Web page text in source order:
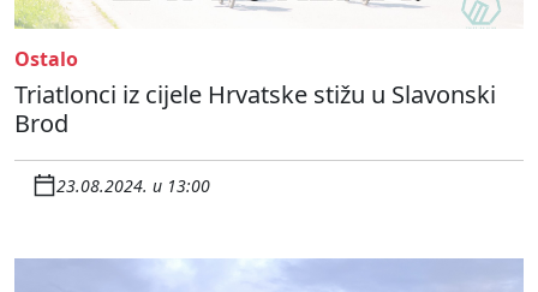
Ostalo
Triatlonci iz cijele Hrvatske stižu u Slavonski
Brod
23.08.2024. u 13:00